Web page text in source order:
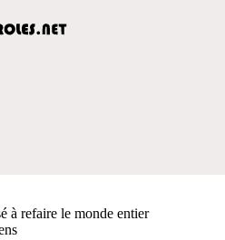
à refaire le monde entier